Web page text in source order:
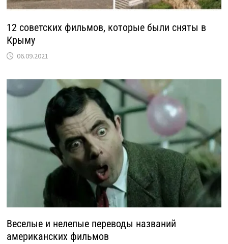
12 советских фильмов, которые были сняты в
Крыму
06.09.2021
Веселые и нелепые переводы названий
американских фильмов